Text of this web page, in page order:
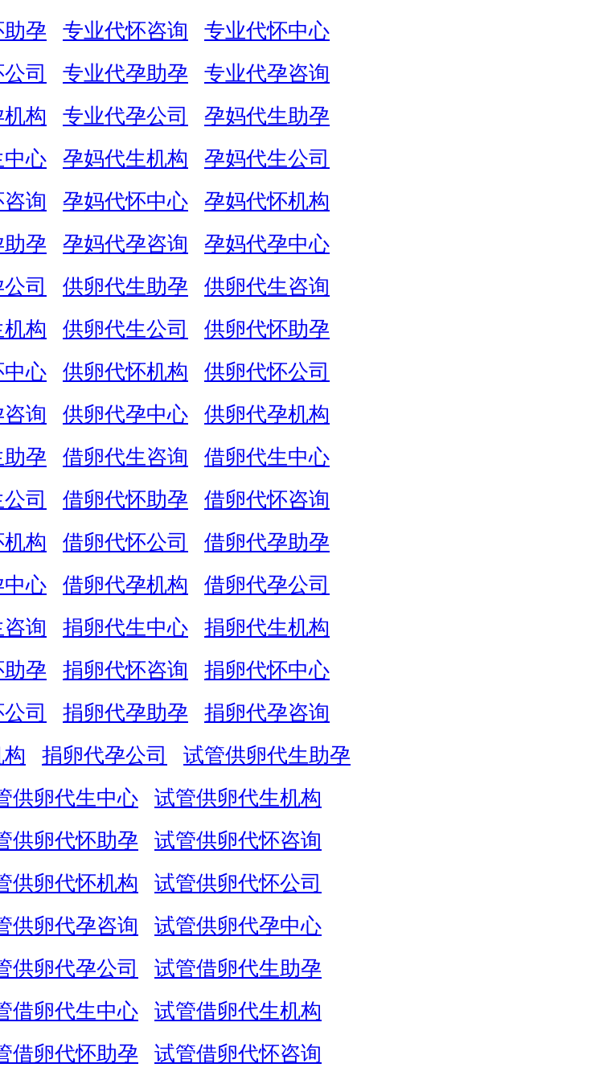
孕 专业代怀咨询
专业代怀中心
司 专业代孕助孕
专业代孕咨询
构 专业代孕公司
孕妈代生助孕
中心 孕妈代生机构
孕妈代生公司
询 孕妈代怀中心
孕妈代怀机构
孕 孕妈代孕咨询
孕妈代孕中心
司 供卵代生助孕
供卵代生咨询
构 供卵代生公司
供卵代怀助孕
中心 供卵代怀机构
供卵代怀公司
询 供卵代孕中心
供卵代孕机构
孕 借卵代生咨询
借卵代生中心
司 借卵代怀助孕
借卵代怀咨询
构 借卵代怀公司
借卵代孕助孕
中心 借卵代孕机构
借卵代孕公司
询 捐卵代生中心
捐卵代生机构
孕 捐卵代怀咨询
捐卵代怀中心
司 捐卵代孕助孕
捐卵代孕咨询
捐卵代孕公司
试管供卵代生助孕
供卵代生中心
试管供卵代生机构
供卵代怀助孕
试管供卵代怀咨询
供卵代怀机构
试管供卵代怀公司
供卵代孕咨询
试管供卵代孕中心
供卵代孕公司
试管借卵代生助孕
借卵代生中心
试管借卵代生机构
借卵代怀助孕
试管借卵代怀咨询